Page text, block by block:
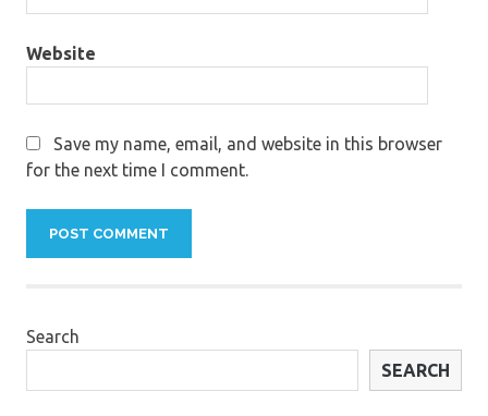
Website
Save my name, email, and website in this browser
for the next time I comment.
Search
SEARCH